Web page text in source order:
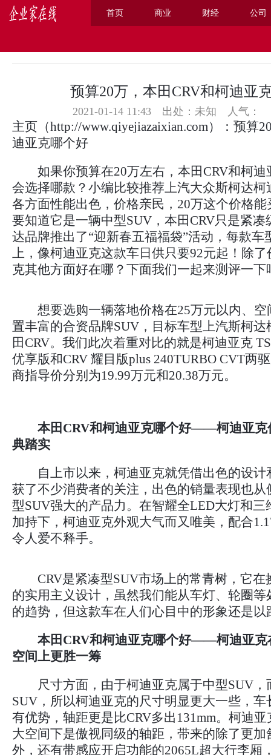
首页 商业 财经 公司
预算20万，本田CRV和柯迪亚
2021-01-14 11:43 出处：未知 人气：
主页 （http://www.qiyejiazaixian.com）：预算
迪亚克哪个好
如果你预算在20万左右，本田CRV和柯迪
会选择哪款？小编比较推荐上汽大众斯柯达柯
各方面性能出色，价格亲民，20万这个价格
要知道它是一辆中型SUV，本田CRV只是紧
达品牌推出了“迎新春五福福袋”活动，每款车
上，像柯迪亚克这款车日供只要92元起！除
克其他方面好在哪？下面我们一起来测评一下
想要选购一辆落地价格在25万元以内、空
置丰富的合资品牌SUV，目标车型上汽斯柯
田CRV。我们此次着重对比的就是柯迪亚克
优享版和CRV 耀目版plus 240TURBO CVT两
商指导价分别为19.99万元和20.38万元。
本田CRV和柯迪亚克哪个好——柯迪亚克
典踏实
自上市以来，柯迪亚克就凭借出色的设计
获了不少消费者的关注，出色的销量表现也从
型SUV强大的产品力。在智耀全LED大灯和三
加持下，柯迪亚克外观大气而又唯美，配合
令人爱不释手。
CRV是紧凑型SUV市场上的常青树，它在
的实用主义设计，虽然我们能从车灯、轮圈
的趋势，但这款车在人们心目中的形象还是
本田CRV和柯迪亚克哪个好——柯迪亚克
空间上更胜一筹
尺寸方面，由于柯迪亚克属于中型SUV，
SUV，所以柯迪亚克的尺寸明显更大一些，
有优势，轴距更是比CRV多出131mm。柯迪
大空间下是傲视同级的轴距，带来的除了更
外，还有带感应开启功能的2065L超大行李厢